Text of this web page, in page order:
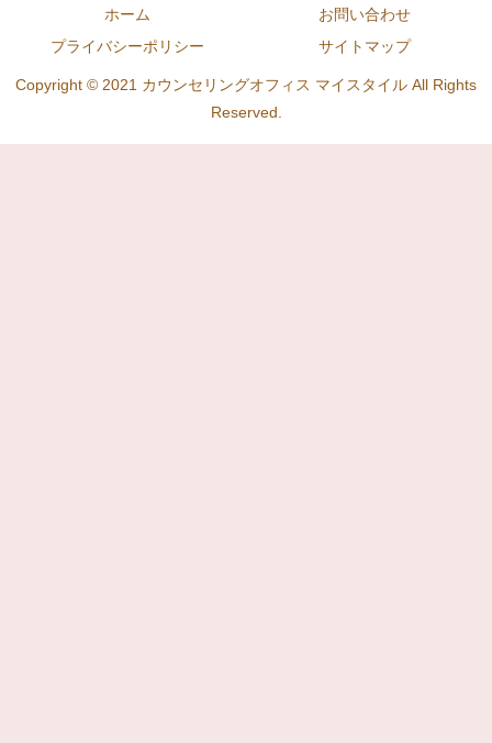
ホーム
お問い合わせ
プライバシーポリシー
サイトマップ
Copyright © 2021 カウンセリングオフィス マイスタイル All Rights
Reserved.